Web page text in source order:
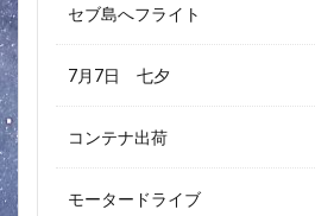
セブ島へフライト
7月7日 七夕
コンテナ出荷
モータードライブ